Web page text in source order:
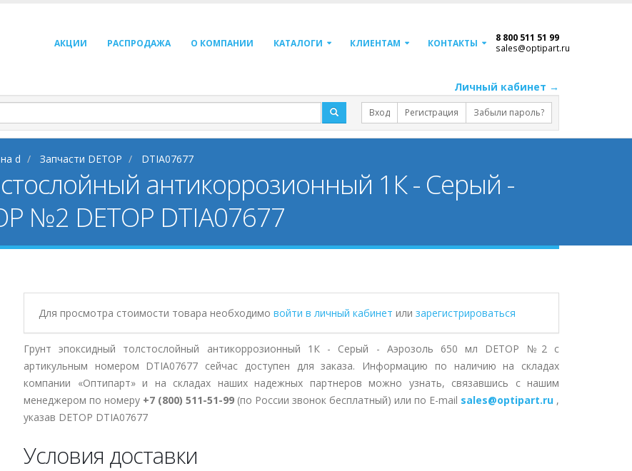
АКЦИИ РАСПРОДАЖА О КОМПАНИИ КАТАЛОГИ КЛИЕНТАМ КОНТАКТЫ 8 800 511 51 99
sales@optipart.ru
Личный кабинет →
Вход Регистрация Забыли пароль?
d Запчасти DETOP DTIA07677
антикоррозионный 1К - Серый -
№2 DETOP DTIA07677
Для просмотра стоимости товара необходимо войти в личный кабинет или зарегистрироваться
Грунт эпоксидный толстослойный антикоррозионный 1К - Серый - Аэрозоль 650 мл DETOP №2 с
артикульным номером DTIA07677 сейчас доступен для заказа. Информацию по наличию на складах
компании «Оптипарт» и на складах наших надежных партнеров можно узнать, связавшись с нашим
менеджером по номеру +7 (800) 511-51-99 (по России звонок бесплатный) или по E-mail sales@optipart.ru ,
указав DETOP DTIA07677
Условия доставки